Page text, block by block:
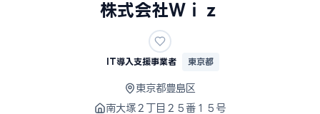
株式会社Ｗｉｚ
IT導入支援事業者 東京都
東京都豊島区
南大塚２丁目２５番１５号